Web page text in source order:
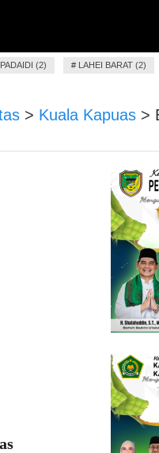
(2) # LAHEI BARAT (2)
> Kuala Kapuas >